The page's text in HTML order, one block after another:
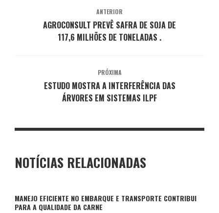
ANTERIOR
AGROCONSULT PREVÊ SAFRA DE SOJA DE
117,6 MILHÕES DE TONELADAS .
PRÓXIMA
ESTUDO MOSTRA A INTERFERÊNCIA DAS
ÁRVORES EM SISTEMAS ILPF
NOTÍCIAS RELACIONADAS
MANEJO EFICIENTE NO EMBARQUE E TRANSPORTE CONTRIBUI
PARA A QUALIDADE DA CARNE